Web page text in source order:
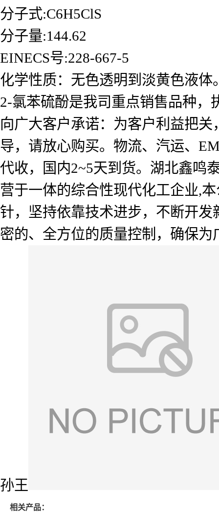
分子式:C6H5ClS
分子量:144.62
EINECS号:228-667-5
化学性质：无色透明到淡黄色液体
2-氯苯硫酚是我司重点销售品种
向广大客户承诺：为客户利益把
导，请放心购买。物流、汽运、
代收，国内2~5天到货。湖北鑫鸣
营于一体的综合性现代化工企业,
针，坚持依靠技术进步，不断开
密的、全方位的质量控制，确保
孙王
相关产品：